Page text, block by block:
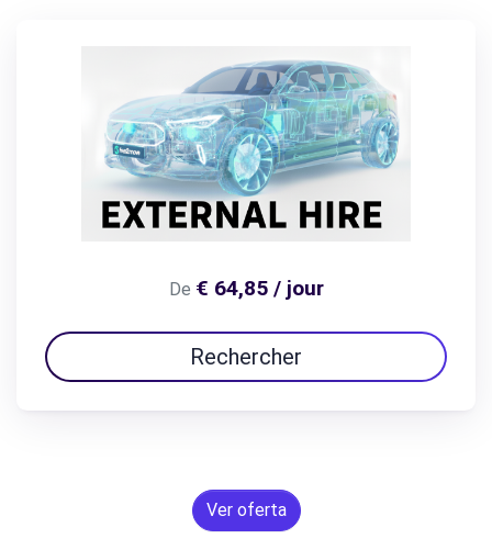
De € 64,85 / jour
Rechercher
Ver oferta